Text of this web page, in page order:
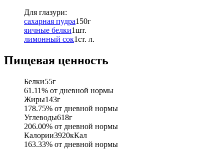
Для глазури:
сахарная пудра150г
яичные белки1шт.
лимонный сок1ст. л.
Пищевая ценность
Белки55г
61.11% от дневной нормы
Жиры143г
178.75% от дневной нормы
Углеводы618г
206.00% от дневной нормы
Калории3920кКал
163.33% от дневной нормы